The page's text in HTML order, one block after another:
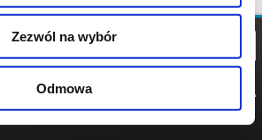
Zezwól na wybór
Odmowa
POLITYKA
POLITYKA